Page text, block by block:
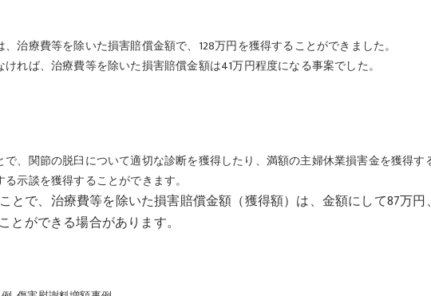
療費等を除いた損害賠償金額で、128万円を獲得することができました。
ば、治療費等を除いた損害賠償金額は41万円程度になる事案でした。
、関節の脱臼について適切な診断を獲得したり、満額の主婦休業損害金を獲得す
示談を獲得することができます。
で、治療費等を除いた損害賠償金額（獲得額）は、金額にして87万円
とができる場合があります。